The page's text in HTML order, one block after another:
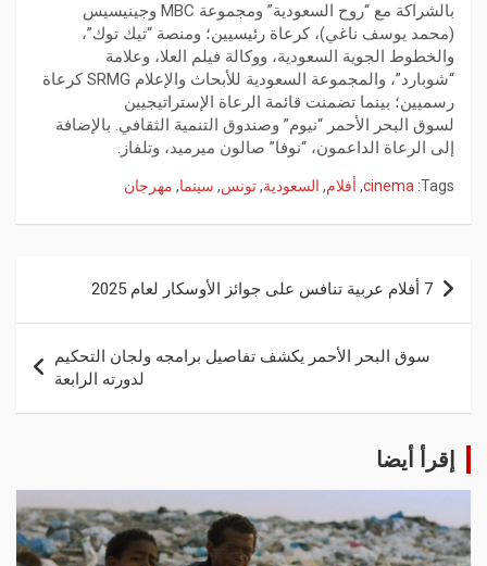
بالشراكة مع “روح السعودیة” ومجموعة MBC وجینیسیس
(محمد یوسف ناغي)، كرعاة رئیسیین؛ ومنصة “تیك توك”،
والخطوط الجویة السعودیة، ووكالة فیلم العلا، وعلامة
“شوبارد”، والمجموعة السعودیة للأبحاث والإعلام SRMG كرعاة
رسمیین؛ بینما تضمنت قائمة الرعاة الإستراتیجیین
لسوق البحر الأحمر “نیوم” وصندوق التنمیة الثقافي. بالإضافة
إلى الرعاة الداعمون، “نوفا” صالون میرمید، وتلفاز.
Tags:
cinema
, أفلام, السعودية,تونس, سينما, مهرجان
7 أفلام عربية تنافس على جوائز الأوسكار لعام 2025
سوق البحر الأحمر يكشف تفاصيل برامجه ولجان التحكيم
لدورته الرابعة
إقرأ أيضا